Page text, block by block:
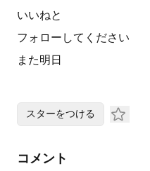
いいねと
フォローしてください
また明日
スターをつける
コメント